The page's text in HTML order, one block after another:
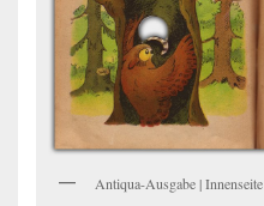
Antiqua-Ausgabe | Innenseite